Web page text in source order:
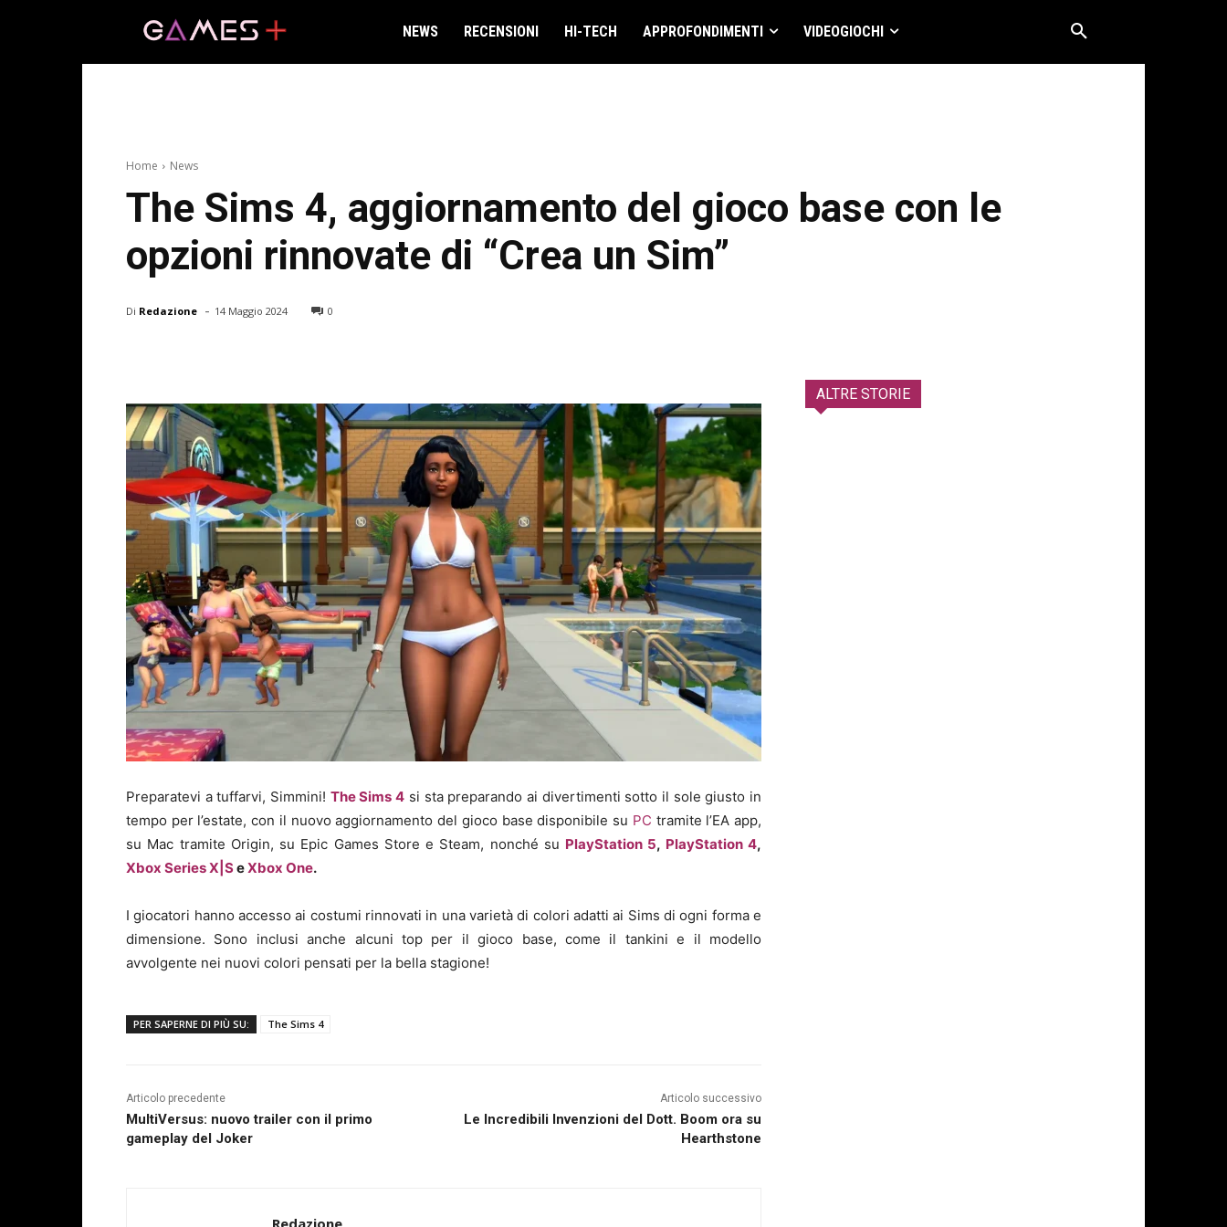
NEWS RECENSIONI HI-TECH APPROFONDIMENTI VIDEOGIOCHI
Home News
The Sims 4, aggiornamento del gioco base con le
opzioni rinnovate di “Crea un Sim”
Di Redazione - 14 Maggio 2024 0
Preparatevi a tuffarvi, Simmini! The Sims 4 si sta preparando ai divertimenti sotto il sole giusto in
tempo per l’estate, con il nuovo aggiornamento del gioco base disponibile su PC tramite l’EA app,
su Mac tramite Origin, su Epic Games Store e Steam, nonché su PlayStation 5, PlayStation 4,
Xbox Series X|SeXbox One.
I giocatori hanno accesso ai costumi rinnovati in una varietà di colori adatti ai Sims di ogni forma e
dimensione. Sono inclusi anche alcuni top per il gioco base, come il tankini e il modello
avvolgente nei nuovi colori pensati per la bella stagione!
PER SAPERNE DI PIÙ SU: The Sims 4
Articolo precedente
MultiVersus: nuovo trailer con il primo
gameplay del Joker
Articolo successivo
Le Incredibili Invenzioni del Dott. Boom ora su
Hearthstone
ALTRE STORIE